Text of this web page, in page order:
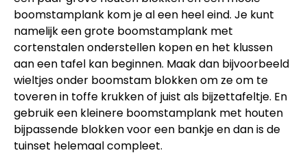
boomstamplank kom je al een heel eind. Je kunt
namelijk een grote boomstamplank met
cortenstalen onderstellen kopen en het klussen
aan een tafel kan beginnen. Maak dan bijvoorbeeld
wieltjes onder boomstam blokken om ze om te
toveren in toffe krukken of juist als bijzettafeltje. En
gebruik een kleinere boomstamplank met houten
bijpassende blokken voor een bankje en dan is de
tuinset helemaal compleet.